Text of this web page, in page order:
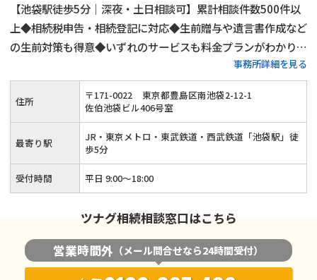
【池袋駅徒歩5分｜深夜・土日相談可】累計相談件数500件以
上◆相続税申告・相続登記に対応◆生前贈与や遺言書作成など
の生前対策も得意◆いずれのサービスも料金プランがわかりや
すい◆豊島区・板橋区・練馬区・北区で相続税申告をするなら
当事務所にご相談ください！15年以上の実務経験がある税理
士が丁寧に対応いたします！
事務所詳細を見る
住所 〒171-0022
東京都豊島区南池袋2-12-1
佐伯池袋ビル406号室
最寄り駅
JR・東京メトロ・東武鉄道・西武鉄道「池袋駅」徒
歩5分
受付時間 平日 9:00～18:00
ツナグ相続相談窓口はこちら
営業時間外 （メール問合せなら24時間受付）